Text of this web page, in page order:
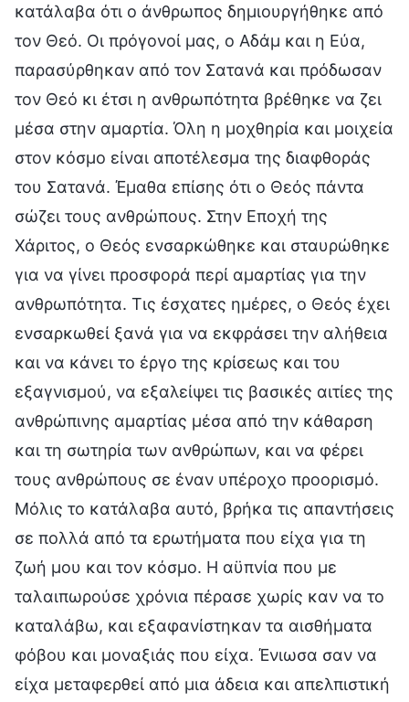
κατάλαβα ότι ο άνθρωπος δημιουργήθηκε από
τον Θεό. Οι πρόγονοί μας, ο Αδάμ και η Εύα,
παρασύρθηκαν από τον Σατανά και πρόδωσαν
τον Θεό κι έτσι η ανθρωπότητα βρέθηκε να ζει
μέσα στην αμαρτία. Όλη η μοχθηρία και μοιχεία
στον κόσμο είναι αποτέλεσμα της διαφθοράς
του Σατανά. Έμαθα επίσης ότι ο Θεός πάντα
σώζει τους ανθρώπους. Στην Εποχή της
Χάριτος, ο Θεός ενσαρκώθηκε και σταυρώθηκε
για να γίνει προσφορά περί αμαρτίας για την
ανθρωπότητα. Τις έσχατες ημέρες, ο Θεός έχει
ενσαρκωθεί ξανά για να εκφράσει την αλήθεια
και να κάνει το έργο της κρίσεως και του
εξαγνισμού, να εξαλείψει τις βασικές αιτίες της
ανθρώπινης αμαρτίας μέσα από την κάθαρση
και τη σωτηρία των ανθρώπων, και να φέρει
τους ανθρώπους σε έναν υπέροχο προορισμό.
Μόλις το κατάλαβα αυτό, βρήκα τις απαντήσεις
σε πολλά από τα ερωτήματα που είχα για τη
ζωή μου και τον κόσμο. Η αϋπνία που με
ταλαιπωρούσε χρόνια πέρασε χωρίς καν να το
καταλάβω, και εξαφανίστηκαν τα αισθήματα
φόβου και μοναξιάς που είχα. Ένιωσα σαν να
είχα μεταφερθεί από μια άδεια και απελπιστική